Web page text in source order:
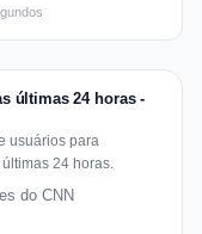
últimas 24 horas -
usuários para
24 horas.
do CNN